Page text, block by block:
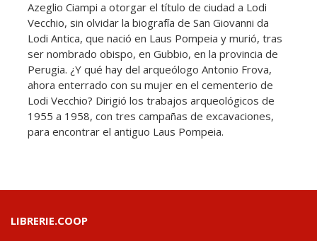
Azeglio Ciampi a otorgar el título de ciudad a Lodi
Vecchio, sin olvidar la biografía de San Giovanni da
Lodi Antica, que nació en Laus Pompeia y murió, tras
ser nombrado obispo, en Gubbio, en la provincia de
Perugia. ¿Y qué hay del arqueólogo Antonio Frova,
ahora enterrado con su mujer en el cementerio de
Lodi Vecchio? Dirigió los trabajos arqueológicos de
1955 a 1958, con tres campañas de excavaciones,
para encontrar el antiguo Laus Pompeia.
LIBRERIE.COOP